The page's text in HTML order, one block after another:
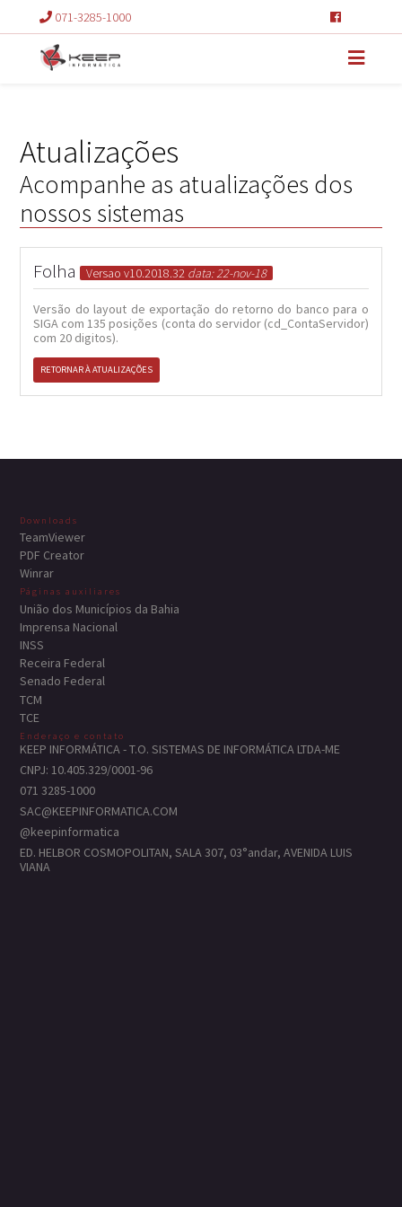
071-3285-1000
Atualizações
Acompanhe as atualizações dos
nossos sistemas
Folha Versao v10.2018.32 data: 22-nov-18
Versão do layout de exportação do retorno do banco para o
SIGA com 135 posições (conta do servidor (cd_ContaServidor)
com 20 digitos).
RETORNAR À ATUALIZAÇÕES
Downloads
TeamViewer
PDF Creator
Winrar
Páginas auxiliares
União dos Municípios da Bahia
Imprensa Nacional
INSS
Receira Federal
Senado Federal
TCM
TCE
Enderaço e contato
KEEP INFORMÁTICA - T.O. SISTEMAS DE INFORMÁTICA LTDA-ME
CNPJ: 10.405.329/0001-96
071 3285-1000
SAC@KEEPINFORMATICA.COM
@keepinformatica
ED. HELBOR COSMOPOLITAN, SALA 307, 03°andar, AVENIDA LUIS
VIANA